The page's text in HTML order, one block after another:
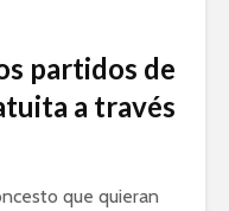
partidos de
a través
que quieran